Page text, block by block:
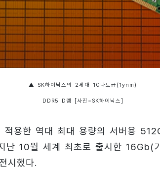
▲ SK하이닉스의 2세대 10나노급(1ynm)
DDR5 D램 [사진=SK하이닉스]
적용한 역대 최대 용량의 서버용
난 10월 세계 최초로 출시한 16Gb(
시했다.